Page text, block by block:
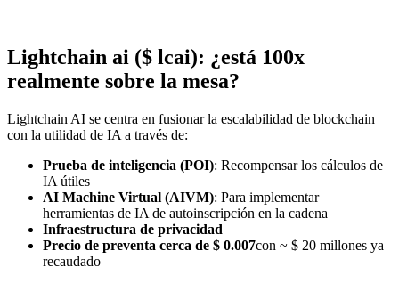
Lightchain ai ($ lcai): ¿está 100x
realmente sobre la mesa?
Lightchain AI se centra en fusionar la escalabilidad de blockchain
con la utilidad de IA a través de:
Prueba de inteligencia (POI): Recompensar los cálculos de
IA útiles
AI Machine Virtual (AIVM): Para implementar
herramientas de IA de autoinscripción en la cadena
Infraestructura de privacidad
Precio de preventa cerca de $ 0.007con ~ $ 20 millones ya
recaudado